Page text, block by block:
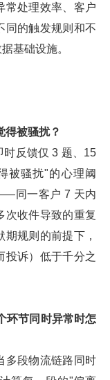
常处理效率、客户
同的触发规则和不
基础设施。
得被骚扰？
时反馈仅 3 题、15
被骚扰"的心理阈
同一客户 7 天内
次收件导致的重复
规则的前提下，
投诉）低于千分之
环节同时异常时怎
多段物流链路同时